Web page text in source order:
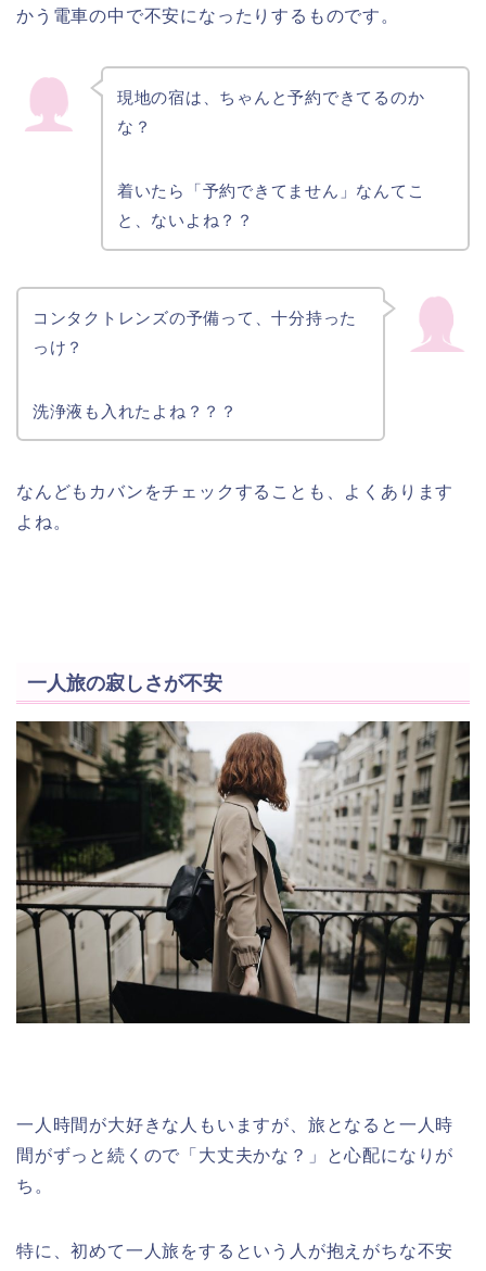
かう電車の中で不安になったりするものです。
現地の宿は、ちゃんと予約できてるのか
な？
着いたら「予約できてません」なんてこ
と、ないよね？？
コンタクトレンズの予備って、十分持った
っけ？
洗浄液も入れたよね？？？
なんどもカバンをチェックすることも、よくあります
よね。
一人旅の寂しさが不安
一人時間が大好きな人もいますが、旅となると一人時
間がずっと続くので「大丈夫かな？」と心配になりが
ち。
特に、初めて一人旅をするという人が抱えがちな不安